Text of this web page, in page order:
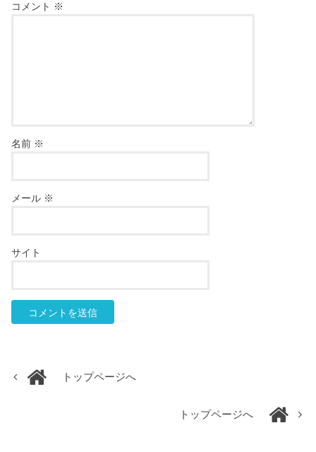
コメント ※
名前 ※
メール ※
サイト
トップページへ
トップページへ